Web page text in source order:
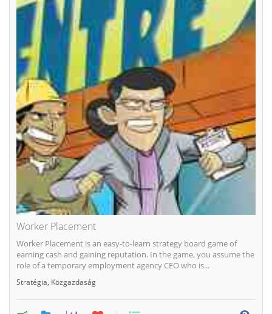
Worker Placement
Worker Placement is an easy-to-learn strategy board game of
earning cash and gaining reputation. In the game, you assume the
role of a temporary employment agency CEO who is...
Stratégia Közgazdaság